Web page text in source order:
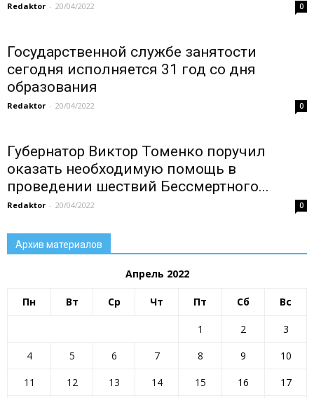
Redaktor - 20/04/2022 0
Государственной службе занятости
сегодня исполняется 31 год со дня
образования
Redaktor - 20/04/2022 0
Губернатор Виктор Томенко поручил
оказать необходимую помощь в
проведении шествий Бессмертного...
Redaktor - 20/04/2022 0
Архив материалов
Апрель 2022
Пн Вт Ср Чт Пт Сб Вс
1 2
3
4
5 6 7 8 9
10
11
12 13 14 15 16
17